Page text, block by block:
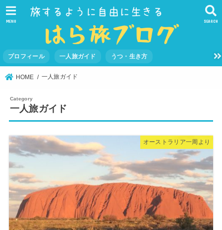
SEARCH
MENU
プロフィール 一人旅ガイド うつ・生き方
HOME 一人旅ガイド
一人旅ガイド
オーストラリア一周より